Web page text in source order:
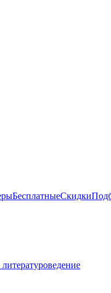
БесплатныеСкидки